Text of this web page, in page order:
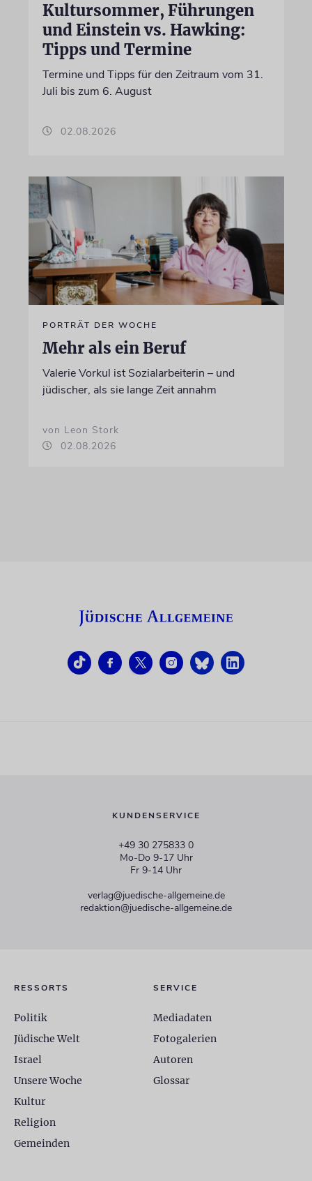
Kultursommer, Führungen
und Einstein vs. Hawking:
Tipps und Termine
Termine und Tipps für den Zeitraum vom 31.
Juli bis zum 6. August
02.08.2026
PORTRÄT DER WOCHE
Mehr als ein Beruf
Valerie Vorkul ist Sozialarbeiterin – und
jüdischer, als sie lange Zeit annahm
von Leon Stork
02.08.2026
KUNDENSERVICE
+49 30 275833 0
Mo-Do 9-17 Uhr
Fr 9-14 Uhr
verlag@juedische-allgemeine.de
redaktion@juedische-allgemeine.de
RESSORTS
Politik
Jüdische Welt
Israel
Unsere Woche
Kultur
Religion
Gemeinden
SERVICE
Mediadaten
Fotogalerien
Autoren
Glossar